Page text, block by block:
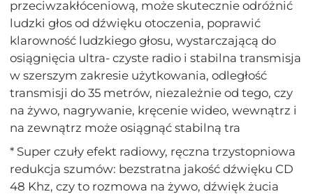
przeciwzakłóceniową, może skutecznie odróżnić
ludzki głos od dźwięku otoczenia, poprawić
klarowność ludzkiego głosu, wystarczającą do
osiągnięcia ultra- czyste radio i stabilna transmisja
w szerszym zakresie użytkowania, odległość
transmisji do 35 metrów, niezależnie od tego, czy
na żywo, nagrywanie, kręcenie wideo, wewnątrz i
na zewnątrz może osiągnąć stabilną tra
* Super czuły efekt radiowy, ręczna trzystopniowa
redukcja szumów: bezstratna jakość dźwięku CD
48 Khz, czy to rozmowa na żywo, dźwięk żucia